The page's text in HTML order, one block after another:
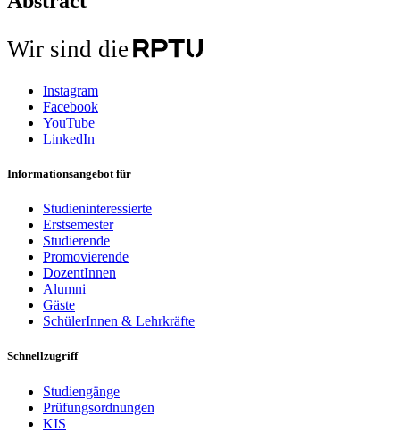
Wir sind die
Instagram
Facebook
YouTube
LinkedIn
Informationsangebot für
Studieninteressierte
Erstsemester
Studierende
Promovierende
DozentInnen
Alumni
Gäste
SchülerInnen & Lehrkräfte
Schnellzugriff
Studiengänge
Prüfungsordnungen
KIS